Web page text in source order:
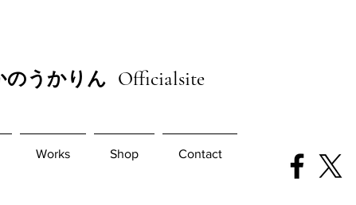
のうかりん Officialsite
Works Shop Contact